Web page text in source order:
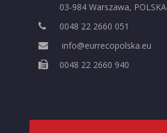
03-984 Warszawa, POLSKA
0048 22 2660 051
info@eurrecopolska.eu
0048 22 2660 940